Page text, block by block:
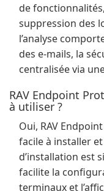
de
suppression des
l’analyse
des e-mails, la
centralisée via
RAV Endpoint
à utiliser ?
Oui, RAV
facile à installer
d’installation est
facilite la
terminaux et